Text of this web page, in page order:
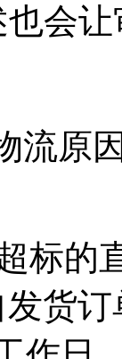
会
流原
标的
货